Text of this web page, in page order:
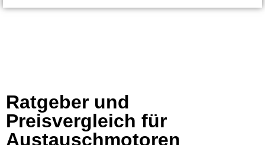
Ratgeber und
Preisvergleich für
Austauschmotoren